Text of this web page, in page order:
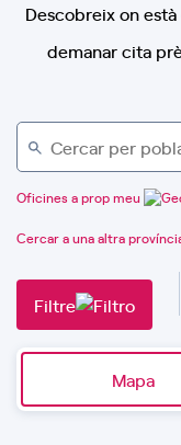
Descobreix on
demanar cita
Oficines a prop meu
Cercar a una altra
Filtre
Mapa